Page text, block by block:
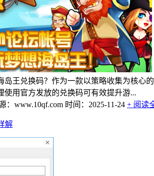
岛王兑换码？作为一款以策略收集为核心
使用官方发放的兑换码可有效提升游...
：www.10qf.com 时间：2025-11-24 + 阅读
解